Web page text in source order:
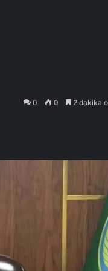
0 0 2 dakika